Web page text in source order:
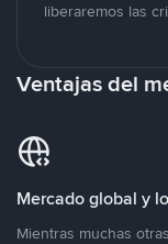
liberaremos las
Ventajas del
Mercado global y
Mientras muchas